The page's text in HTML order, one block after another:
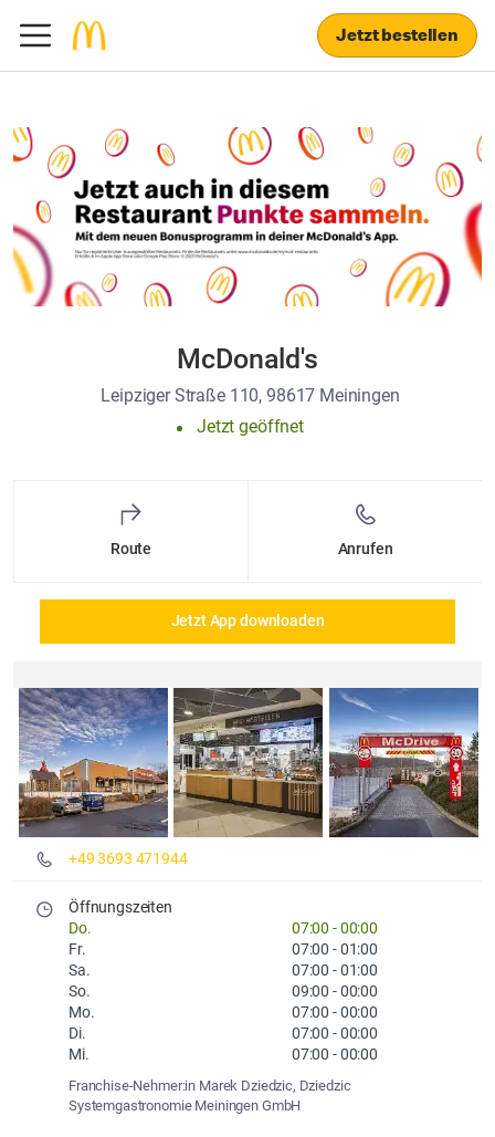
Jetzt bestellen
McDonald's
Leipziger Straße 110, 98617 Meiningen
Jetzt geöffnet
Route Anrufen
Jetzt App downloaden
Details und Fotos
+49 3693 471944
Öffnungszeiten
Do.
07:00 -00:00
Fr.
07:00 -01:00
Sa.
07:00 -01:00
So.
09:00 -00:00
Mo.
07:00 -00:00
Di.
07:00 -00:00
Mi.
07:00 -00:00
Franchise-Nehmer:in Marek Dziedzic, Dziedzic
Systemgastronomie Meiningen GmbH